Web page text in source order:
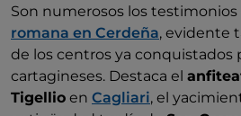
Son numerosos los testimonios
romana en Cerdeña, evidente
de los centros ya conquistados
cartagineses. Destaca el
Tigellio en Cagliari, el